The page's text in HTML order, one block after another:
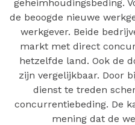
geheimhoudingsbeding.
de beoogde nieuwe
werkgever. Beide
markt met direct
hetzelfde land. Ook de
zijn vergelijkbaar. Door
dienst te treden
concurrentiebeding. De
mening dat de